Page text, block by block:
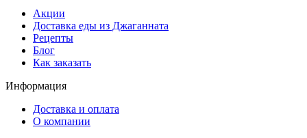
Акции
Доставка еды из Джаганната
Рецепты
Блог
Как заказать
Информация
Доставка и оплата
О компании